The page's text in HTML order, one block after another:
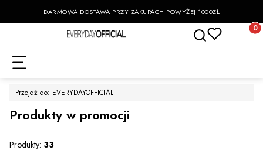
DARMOWA DOSTAWA PRZY ZAKUPACH POWYŻEJ 1000ZŁ
Otwórz
Przejdź do: EVERYDAYOFFICIAL
Produkty w promocji
Produkty: 33